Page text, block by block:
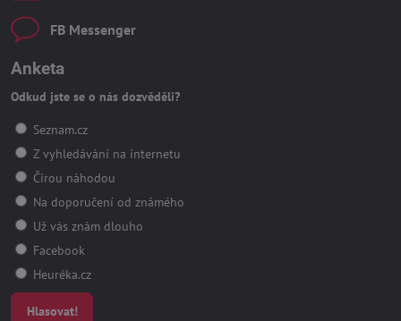
FB Messenger
Anketa
Odkud jste se o nás dozvěděli?
Seznam.cz
Z vyhledávání na internetu
Čirou náhodou
Na doporučení od známého
Už vás znám dlouho
Facebook
Heuréka.cz
Hlasovat!